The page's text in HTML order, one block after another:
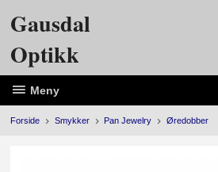
Gausdal
Optikk
Meny
Forside Smykker Pan Jewelry Øredobber